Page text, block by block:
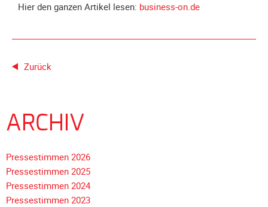
2018
Galerie
2016
2015
Galerie
2014
Hier den ganzen Artikel lesen: business-on.de
Zurück
ARCHIV
Pressestimmen 2026
Pressestimmen 2025
Pressestimmen 2024
Pressestimmen 2023